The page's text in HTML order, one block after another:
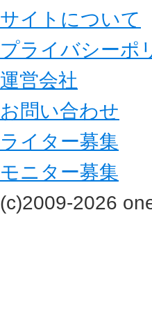
サイトについて
プライバシーポ
運営会社
お問い合わせ
ライター募集
モニター募集
(c)2009-2026